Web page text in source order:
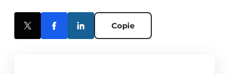
Copie